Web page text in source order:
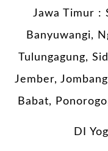
Jawa Timur :
Banyuwangi,
Tulungagung,
Jember,
Babat,
DI